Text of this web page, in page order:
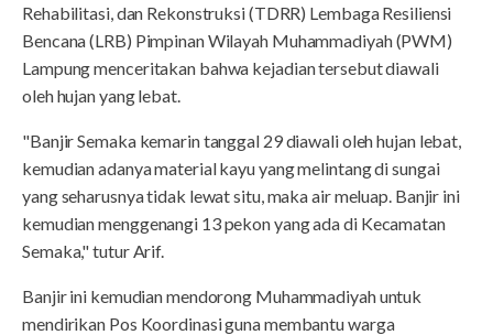
Rehabilitasi, dan Rekonstruksi (TDRR) Lembaga Resiliensi
Bencana (LRB) Pimpinan Wilayah Muhammadiyah (PWM)
Lampung menceritakan bahwa kejadian tersebut diawali
oleh hujan yang lebat.
"Banjir Semaka kemarin tanggal 29 diawali oleh hujan lebat,
kemudian adanya material kayu yang melintang di sungai
yang seharusnya tidak lewat situ, maka air meluap. Banjir ini
kemudian menggenangi 13 pekon yang ada di Kecamatan
Semaka," tutur Arif.
Banjir ini kemudian mendorong Muhammadiyah untuk
mendirikan Pos Koordinasi guna membantu warga